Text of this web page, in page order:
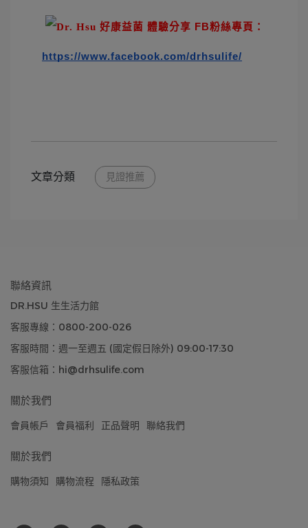
FB粉絲專頁：
https://www.facebook.com/drhsulife/
文章分類 見證推薦
聯絡資訊
DR.HSU 生生活力館
客服專線：0800-200-026
客服時間：週一至週五 (國定假日除外) 09:00-17:30
客服信箱：hi@drhsulife.com
關於我們
會員帳戶 會員福利 正品聲明 聯絡我們
關於我們
購物須知 購物流程 隱私政策